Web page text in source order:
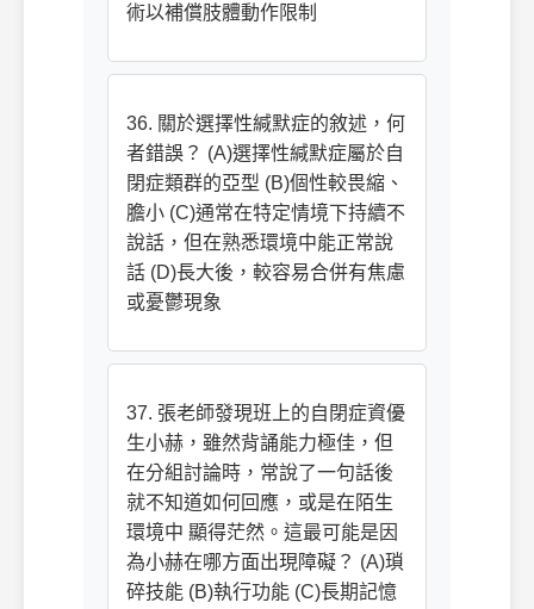
術以補償肢體動作限制
36. 關於選擇性緘默症的敘述，何
者錯誤？ (A)選擇性緘默症屬於自
閉症類群的亞型 (B)個性較畏縮、
膽小 (C)通常在特定情境下持續不
說話，但在熟悉環境中能正常說
話 (D)長大後，較容易合併有焦慮
或憂鬱現象
37. 張老師發現班上的自閉症資優
生小赫，雖然背誦能力極佳，但
在分組討論時，常說了一句話後
就不知道如何回應，或是在陌生
環境中 顯得茫然。這最可能是因
為小赫在哪方面出現障礙？ (A)瑣
碎技能 (B)執行功能 (C)長期記憶